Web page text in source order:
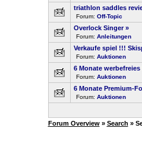
triathlon saddles
Forum: Off-Topic
Overlock Singer »
Forum: Anleitungen
Verkaufe spiel !!!
Forum: Auktionen
6 Monate
Forum: Auktionen
6 Monate Premium-
Forum: Auktionen
Forum Overview» Search »